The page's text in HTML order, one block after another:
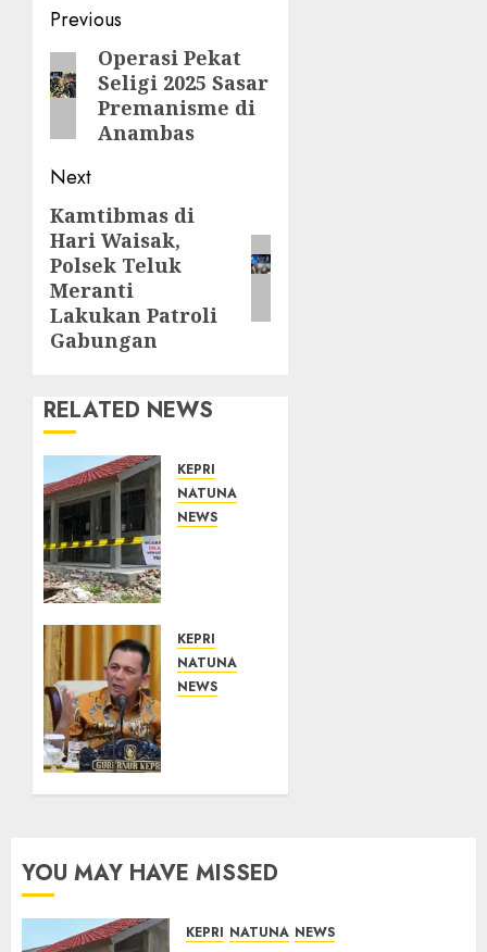
Post
navigation
Previous
Previous
post:
Operasi Pekat
Seligi 2025 Sasar
Premanisme di
Anambas
Next
Next
post:
Kamtibmas di
Hari Waisak,
Polsek Teluk
Meranti
Lakukan Patroli
Gabungan
RELATED NEWS
KEPRI
NATUNA
NEWS
Pemprov
Kepri
Prioritaskan
KEPRI
NATUNA
NEWS
Kepri,
Pembangunan
YOU MAY HAVE MISSED
KEPRI NATUNA NEWS